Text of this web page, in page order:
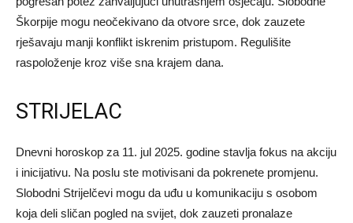
Škorpije mogu neočekivano da otvore srce, dok zauzete
rješavaju manji konflikt iskrenim pristupom. Regulišite
raspoloženje kroz više sna krajem dana.
STRIJELAC
Dnevni horoskop za 11. jul 2025. godine stavlja fokus na akciju
i inicijativu. Na poslu ste motivisani da pokrenete promjenu.
Slobodni Strijelčevi mogu da uđu u komunikaciju s osobom
koja deli sličan pogled na svijet, dok zauzeti pronalaze